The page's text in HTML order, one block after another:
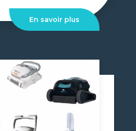
En savoir plus